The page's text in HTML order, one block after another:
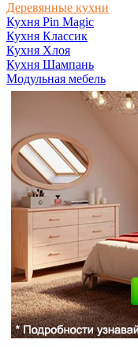
Деревянные кухни
Кухня Pin Magic
Кухня Классик
Кухня Хлоя
Кухня Шампань
Модульная мебель